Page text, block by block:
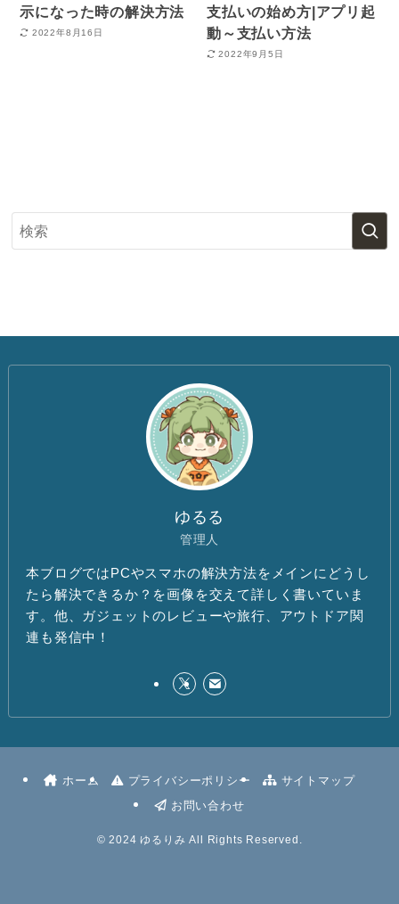
示になった時の解決方法
2022年8月16日
支払いの始め方|アプリ起
動～支払い方法
2022年9月5日
ゆるる
管理人
本ブログではPCやスマホの解決方法をメインにどうし
たら解決できるか？を画像を交えて詳しく書いていま
す。他、ガジェットのレビューや旅行、アウトドア関
連も発信中！
ホーム プライバシーポリシー
サイトマップ
お問い合わせ
© 2024 ゆるりみ All Rights Reserved.